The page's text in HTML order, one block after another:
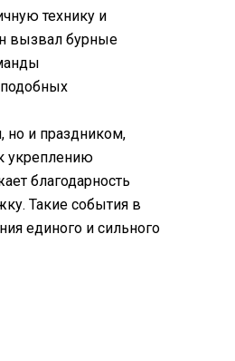
технику и
вызвал бурные
но и праздником,
укреплению
благодарность
Такие события в
единого и сильного